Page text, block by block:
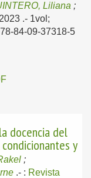
Liliana ;
.- 1vol;
84-09-37318-5
docencia del
y
;
.- : Revista